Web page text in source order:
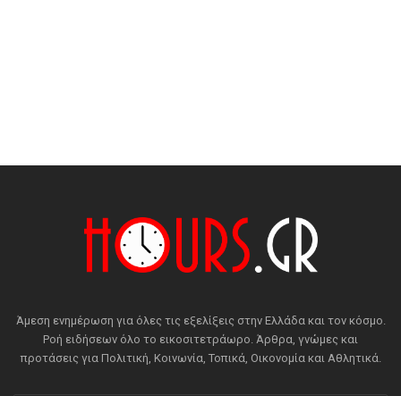
Άμεση ενημέρωση για όλες τις εξελίξεις στην Ελλάδα και τον κόσμο.
Ροή ειδήσεων όλο το εικοσιτετράωρο. Άρθρα, γνώμες και
προτάσεις για Πολιτική, Κοινωνία, Τοπικά, Οικονομία και Αθλητικά.